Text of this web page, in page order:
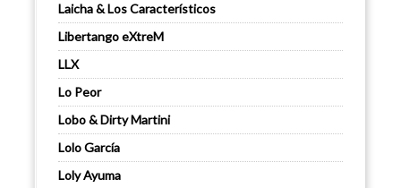
Laicha & Los Característicos
Libertango eXtreM
LLX
Lo Peor
Lobo & Dirty Martini
Lolo García
Loly Ayuma